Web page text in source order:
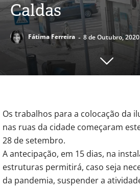
Caldas
Fátima Ferreira - 8 de Outubro, 2020
Os trabalhos para a colocação da
nas ruas da cidade começaram
28 de setembro.
A antecipação, em 15 dias, na
estruturas permitirá, caso seja
da pandemia, suspender a